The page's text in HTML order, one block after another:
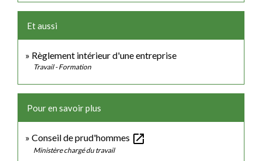
Et aussi
Règlement intérieur d'une entreprise
Travail - Formation
Pour en savoir plus
Conseil de prud'hommes open_in_new
Ministère chargé du travail